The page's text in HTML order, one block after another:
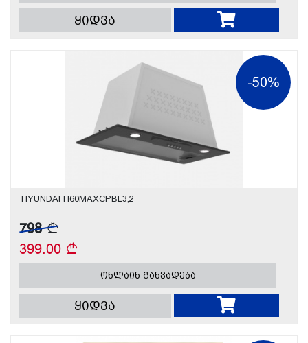
ყიდვა
-50%
HYUNDAI H60MAXCPBL3,2
798
399.00
ონლაინ განვადება
ყიდვა